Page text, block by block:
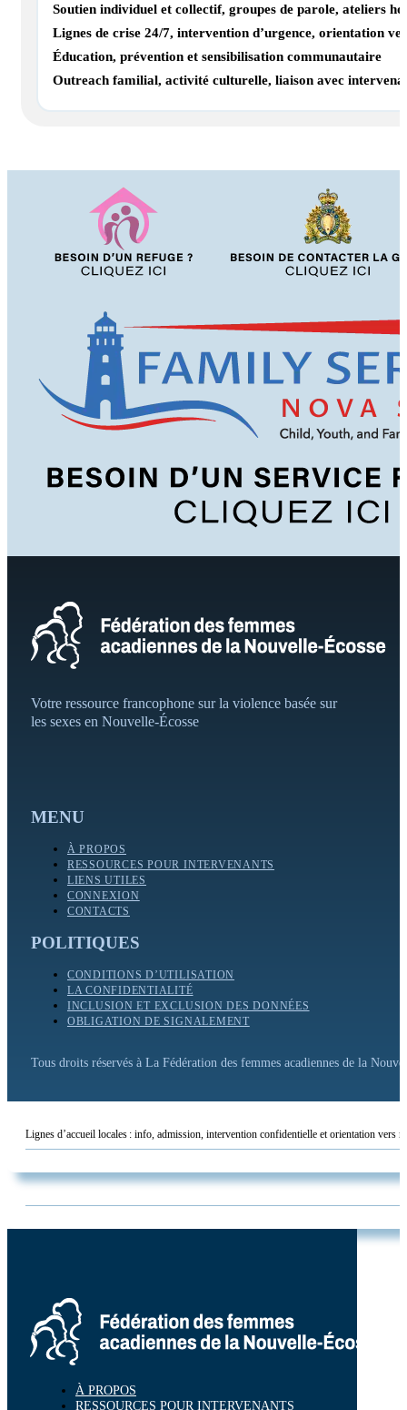
Soutien individuel et collectif, groupes de parole, ateliers
Lignes de crise 24/7, intervention d’urgence, orientation
Éducation, prévention et sensibilisation communautaire
Outreach familial, activité culturelle, liaison avec
Votre ressource francophone sur la violence basée sur
les sexes en Nouvelle-Écosse
MENU
À PROPOS
RESSOURCES POUR INTERVENANTS
LIENS UTILES
CONNEXION
CONTACTS
POLITIQUES
CONDITIONS D’UTILISATION
LA CONFIDENTIALITÉ
INCLUSION ET EXCLUSION DES DONNÉES
OBLIGATION DE SIGNALEMENT
Tous droits réservés à La Fédération des femmes acadiennes de la
Lignes d’accueil locales : info, admission, intervention confidentielle et orientation vers
À PROPOS
RESSOURCES POUR INTERVENANTS